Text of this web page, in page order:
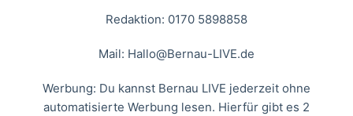
Redaktion: 0170 5898858
Mail: Hallo@Bernau-LIVE.de
Werbung: Du kannst Bernau LIVE jederzeit ohne
automatisierte Werbung lesen. Hierfür gibt es 2